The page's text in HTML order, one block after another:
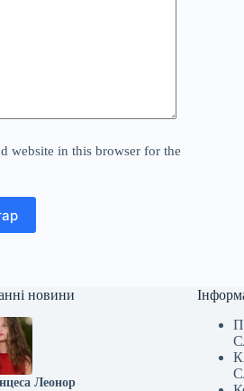
website in this browser for the
новини
Леонор